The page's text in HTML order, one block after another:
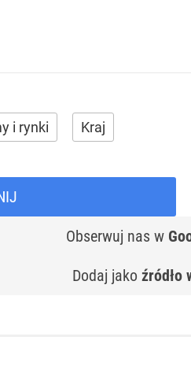
i rynki Kraj
Obserwuj nas w
Dodaj jako źródło